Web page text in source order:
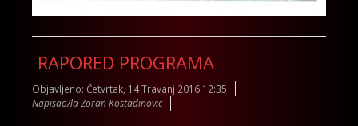
RAPORED PROGRAMA
Objavljeno: Četvrtak, 14 Travanj 2016 12:35
Napisao/la Zoran Kostadinovic